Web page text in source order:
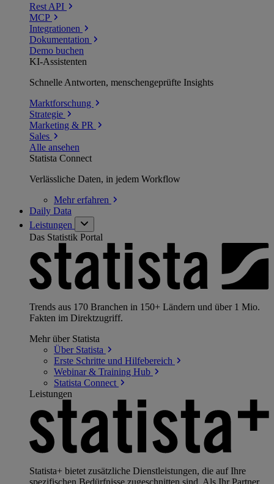
Rest API
MCP
Integrationen
Dokumentation
Demo buchen
KI-Assistenten
Schnelle Antworten, menschengeprüfte Insights
Marktforschung
Strategie
Marketing & PR
Sales
Alle ansehen
Statista Connect
Verlässliche Daten, in jedem Workflow
Mehrerfahren
Daily Data
Leistungen
Das Statistik Portal
Trends aus 170 Branchen in 150+ Ländern und über 1 Mio.
Fakten im Direktzugriff.
Mehr über Statista
Über Statista
Erste Schritte und Hilfebereich
Webinar & Training Hub
Statista Connect
Leistungen
Statista+ bietet zusätzliche Dienstleistungen, die auf Ihre
spezifischen Bedürfnisse zugeschnitten sind. Als Ihr Partner